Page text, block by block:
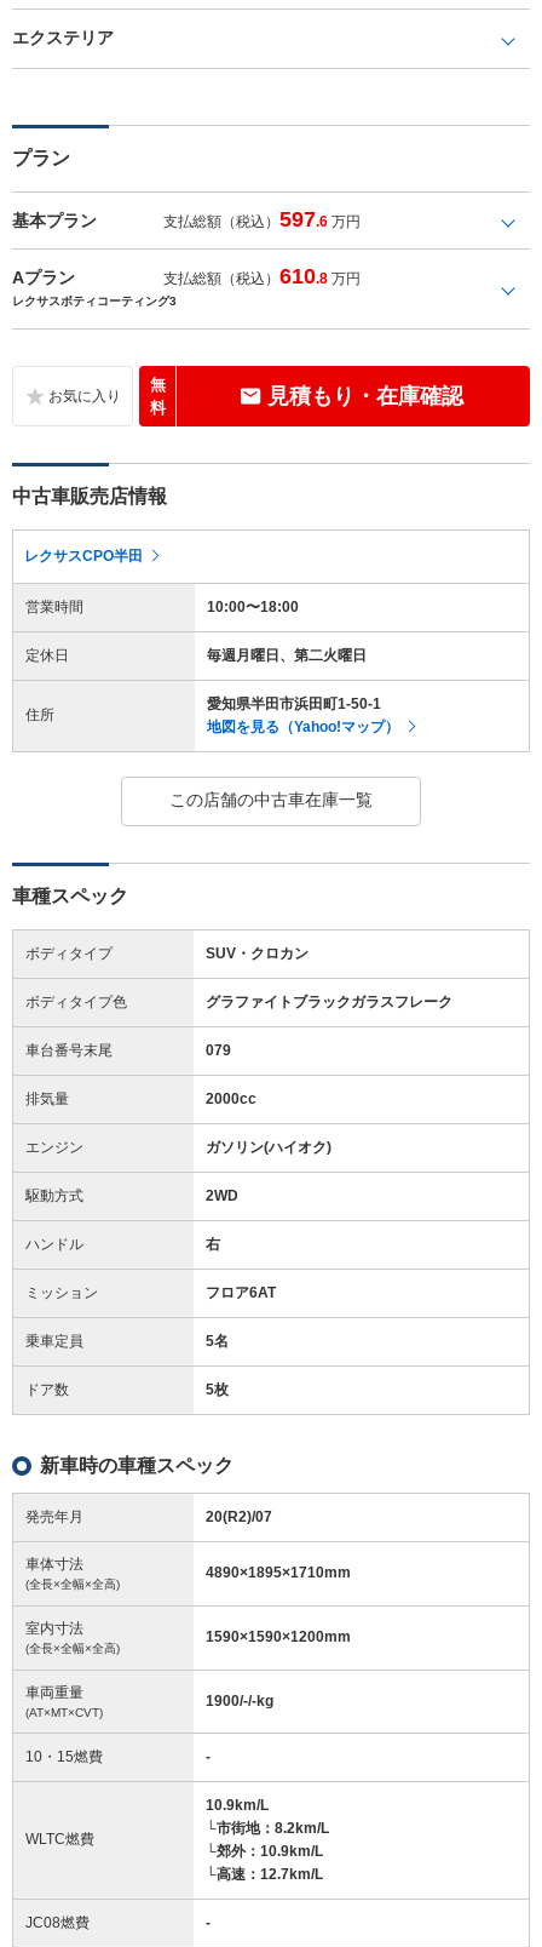
エクステリア
プラン
基本プラン 支払総額（税込）597.6 万円
Aプラン 支払総額（税込）610.8 万円
レクサスボティコーティング3
無
料
見積もり・在庫確認
中古車販売店情報
レクサスCPO半田
営業時間 10:00〜18:00
定休日 毎週月曜日、第二火曜日
住所
愛知県半田市浜田町1-50-1
地図を見る（Yahoo!マップ）
この店舗の中古車在庫一覧
車種スペック
ボディタイプ SUV・クロカン
ボディタイプ色 グラファイトブラックガラスフレーク
車台番号末尾 079
排気量 2000cc
エンジン ガソリン(ハイオク)
駆動方式 2WD
ハンドル 右
ミッション フロア6AT
乗車定員 5名
ドア数 5枚
新車時の車種スペック
発売年月 20(R2)/07
車体寸法
(全長×全幅×全高)
4890×1895×1710mm
室内寸法
(全長×全幅×全高)
1590×1590×1200mm
車両重量
(AT×MT×CVT)
1900/-/-kg
10・15燃費 -
WLTC燃費
10.9km/L
└市街地：8.2km/L
└郊外：10.9km/L
└高速：12.7km/L
JC08燃費 -